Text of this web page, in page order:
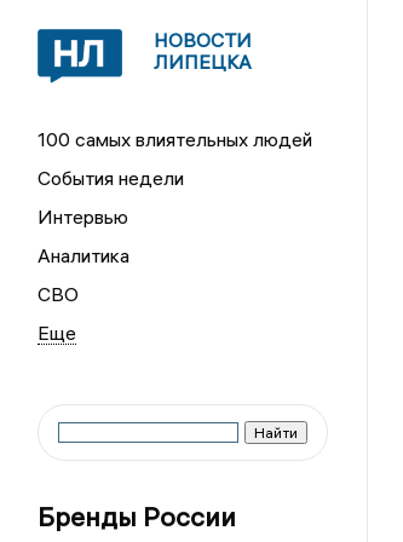
НОВОСТИ
ЛИПЕЦКА
100 самых влиятельных людей
События недели
Интервью
Аналитика
СВО
Бренды России